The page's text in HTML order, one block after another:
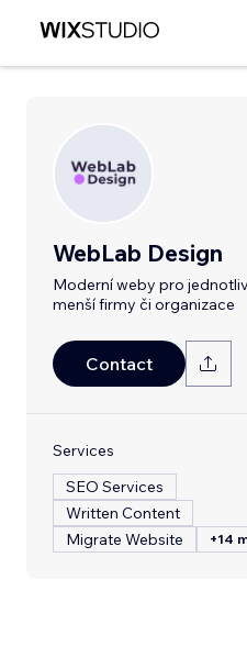
WebLab Design
Moderní weby pro
menší firmy či organizace
Contact
Services
SEO Services
Written Content
Migrate Website
+14